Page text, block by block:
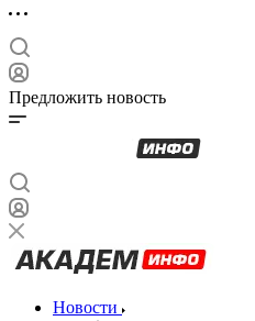
Предложить новость
Новости